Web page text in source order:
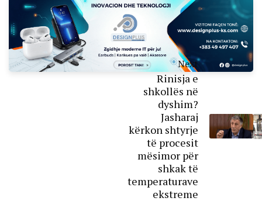
Next
Rinisja e
shkollës në
dyshim?
Jasharaj
kërkon shtyrje
të procesit
mësimor për
shkak të
temperaturave
ekstreme